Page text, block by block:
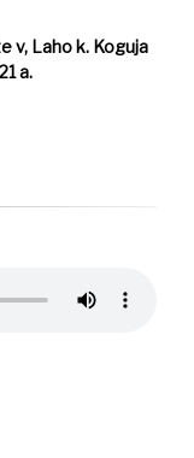
v, Laho k. Koguja
a.